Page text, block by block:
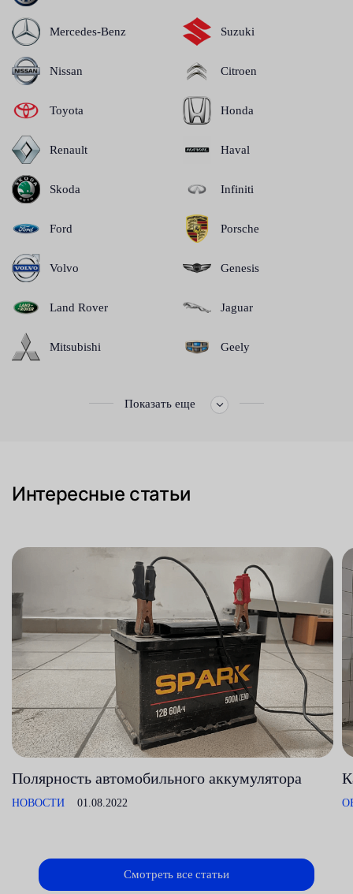
Mercedes-Benz
Nissan
Toyota
Renault
Skoda
Ford
Volvo
Land Rover
Mitsubishi
Suzuki
Citroen
Honda
Haval
Infiniti
Porsche
Genesis
Jaguar
Geely
Показать еще
Интересные статьи
Полярность автомобильного аккумулятора
НОВОСТИ 01.08.2022
Смотреть все статьи